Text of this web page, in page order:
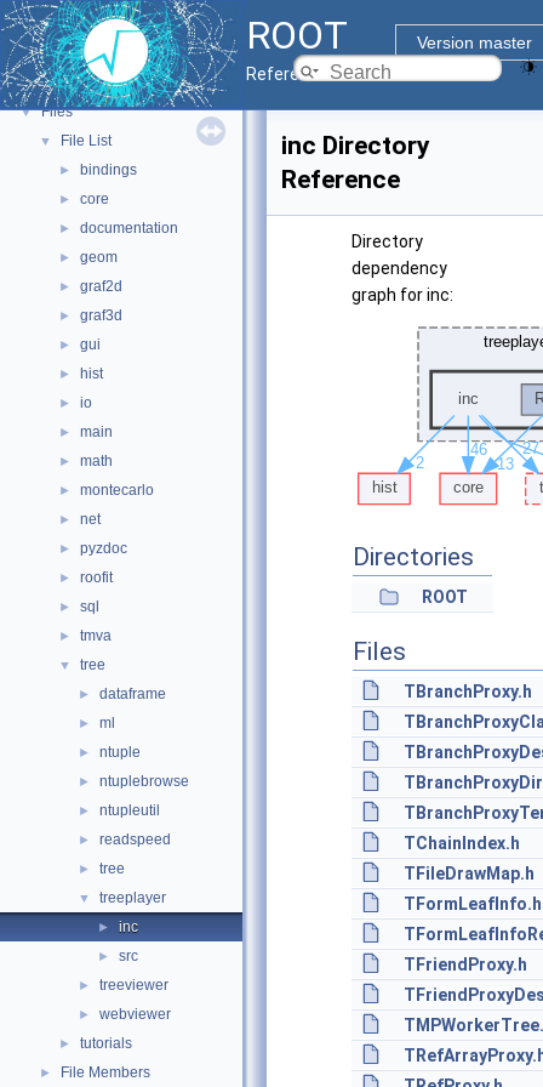
ROOT
Version master
Reference Guide
► ROOT Components
► Namespaces
► All Classes
▼ Files
▼ File List
► bindings
► core
► documentation
► geom
► graf2d
► graf3d
► gui
► hist
► io
► main
► math
► montecarlo
► net
► pyzdoc
► roofit
► sql
► tmva
▼ tree
► dataframe
► ml
► ntuple
► ntuplebrowse
► ntupleutil
► readspeed
► tree
▼ treeplayer
► inc
► src
► treeviewer
► webviewer
► tutorials
► File Members
inc Directory
Reference
Directory
dependency
graph for inc:
Directories
ROOT
Files
TBranchProxy.h
TChainIndex.h
TFileDrawMap.h
TFormLeafInfo.h
TFriendProxy.h